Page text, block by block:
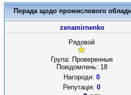
Порада щодо промислового
zenamirnenko
Рядовой
Група: Проверенные
Повідомлень: 18
Нагороди: 0
Репутація: 0